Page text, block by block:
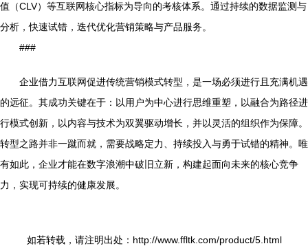
值（CLV）等互联网核心指标为导向的考核体系。通过持续的数据监测与
分析，快速试错，迭代优化营销策略与产品服务。
###
企业借力互联网促进传统营销模式转型，是一场必须进行且充满机遇
的远征。其成功关键在于：以用户为中心进行思维重塑，以融合为路径进
行模式创新，以内容与技术为双翼驱动增长，并以灵活的组织作为保障。
转型之路并非一蹴而就，需要战略定力、持续投入与勇于试错的精神。唯
有如此，企业才能在数字浪潮中破旧立新，构建起面向未来的核心竞争
力，实现可持续的健康发展。
如若转载，请注明出处：http://www.ffltk.com/product/5.html